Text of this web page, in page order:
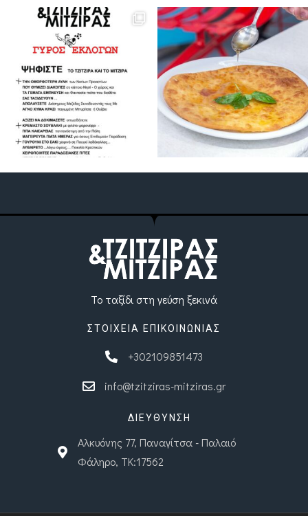
Το ταξίδι στη γεύση ξεκινά
ΣΤΟΙΧΕΙΑ ΕΠΙΚΟΙΝΩΝΙΑΣ
+302109851473
info@tzitziras-mitziras.gr
ΔΙΕΥΘΥΝΣΗ
Αλκυόνης 77, Παναγίτσα - Παλαιό
Φάληρο, ΤΚ:17562